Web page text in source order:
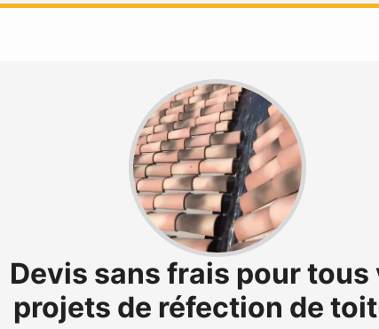
Devis sans frais pour tous
projets de réfection de